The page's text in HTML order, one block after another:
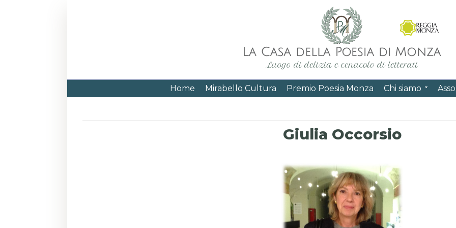
Home Mirabello Cultura Premio Poesia Monza Chi siamo
Giulia Occorsio